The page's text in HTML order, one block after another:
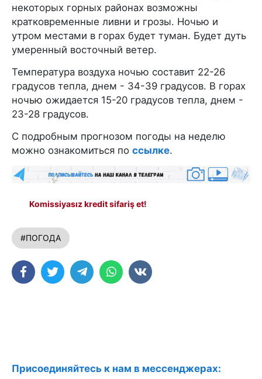
некоторых горных районах возможны
кратковременные ливни и грозы. Ночью и
утром местами в горах будет туман. Будет дуть
умеренный восточный ветер.
Температура воздуха ночью составит 22-26
градусов тепла, днем - 34-39 градусов. В горах
ночью ожидается 15-20 градусов тепла, днем -
23-28 градусов.
С подробным прогнозом погоды на неделю
можно ознакомиться по ссылке.
Komissiyasız kredit sifariş et!
#ПОГОДА
Присоединяйтесь к нам в мессенджерах: